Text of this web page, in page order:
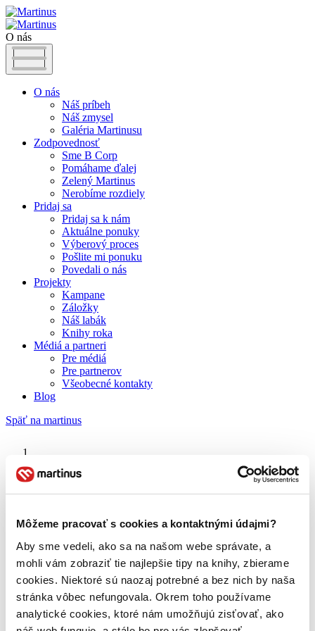
Môžeme pracovať s cookies a kontaktnými údajmi?
Aby sme vedeli, ako sa na našom webe správate, a
mohli vám zobraziť tie najlepšie tipy na knihy, zbierame
cookies. Niektoré sú naozaj potrebné a bez nich by naša
stránka vôbec nefungovala. Okrem toho používame
analytické cookies, ktoré nám umožňujú zisťovať, ako
O nás
O nás
Náš príbeh
Náš zmysel
Galéria Martinusu
Zodpovednosť
Sme B Corp
Pomáhame ďalej
Zelený Martinus
Nerobíme rozdiely
Pridaj sa
Pridaj sa k nám
Aktuálne ponuky
Výberový proces
Pošlite mi ponuku
Povedali o nás
Projekty
Kampane
Záložky
Náš labák
Knihy roka
Médiá a partneri
Pre médiá
Pre partnerov
Všeobecné kontakty
Blog
Späť na martinus
Jonah Hill
O nás
Náš príbeh
Galéria Martinusu
Zodpovednosť
Sme B Corp